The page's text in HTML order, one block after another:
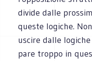
divide dalle
queste logiche.
uscire dalle
pare troppo in